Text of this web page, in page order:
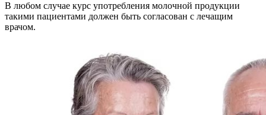
В любом случае курс употребления молочной продукции
такими пациентами должен быть согласован с лечащим
врачом.